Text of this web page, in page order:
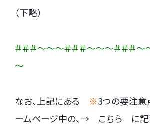
（下略）
＃＃＃～～～＃＃＃～～～＃＃＃～
～
なお、上記にある ※3つの要注
ームページ中の、→ こちら に記